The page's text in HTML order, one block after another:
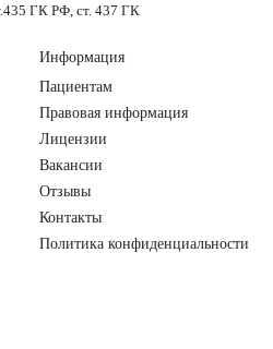
ГК РФ, ст. 437 ГК
Информация
Пациентам
Правовая информация
Лицензии
Вакансии
Отзывы
Контакты
Политика конфиденциальности